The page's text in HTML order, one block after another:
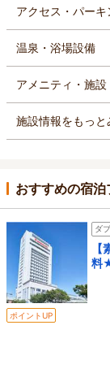
アクセス・パーキ
温泉・浴場設備
アメニティ・施設
施設情報をもっと
おすすめの宿泊
ダ
料
ポイントUP